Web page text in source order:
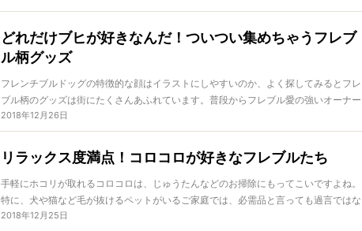
だってできる。むしろ、この状況下においてはそれが正しいのかも。でも、彼が自分
の名を名乗ったその瞬間に、目の前にいる人は「敵A」ではなく「誰かが愛している
であろう、そして誰かに必要とされているであろう存在」に変わる。つまり名前と
は、命のありかを左右する、そんなものなのです。
どれだけブヒが好きなんだ！ついつい集めちゃうフレブ
ル柄グッズ
フレンチブルドッグの特徴的な顔はイラストにしやすいのか、よく探してみるとフレ
ブル柄のグッズは街にたくさんあふれています。普段からフレブル愛の強いオーナー
さんたちのこと、見つけたらついつい買ってしまうのではないでしょうか？
2018年12月26日
リラックス度満点！コロコロが好きなフレブルたち
手軽にホコリが取れるコロコロは、じゅうたんなどのお掃除にもってこいですよね。
特に、犬や猫など毛が抜けるペットがいるご家庭では、必需品と言っても過言ではな
いでしょう。じゅうたんや洋服の掃除だけではなく、コロコロは犬のマッサージにも
2018年12月25日